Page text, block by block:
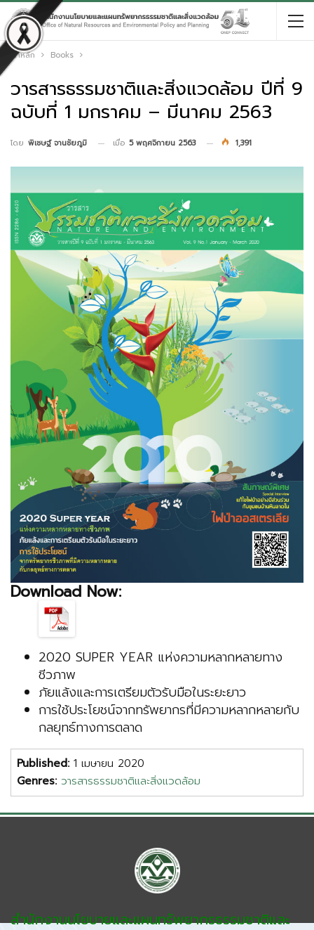
หน้าหลัก Books
วารสารธรรมชาติและสิ่งแวดล้อม ปีที่ 9
ฉบับที่ 1 มกราคม – มีนาคม 2563
โดย พิเชษฐ์ จานชัยภูมิ เมื่อ 5 พฤศจิกายน 2563 1,391
Download Now:
2020 SUPER YEAR แห่งความหลากหลายทาง
ชีวภาพ
ภัยแล้งและการเตรียมตัวรับมือในระยะยาว
การใช้ประโยชน์จากทรัพยากรที่มีความหลากหลายกับ
กลยุทธ์ทางการตลาด
Published: 1 เมษายน 2020
Genres: วารสารธรรมชาติและสิ่งแวดล้อม
สำนักงานนโยบายและแผนทรัพยากรธรรมชาติและ